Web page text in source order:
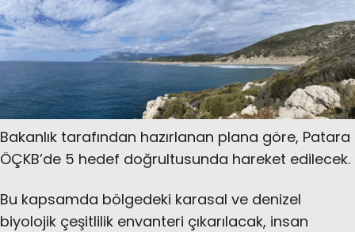
Bakanlık tarafından hazırlanan plana göre, Patara
ÖÇKB’de 5 hedef doğrultusunda hareket edilecek.
Bu kapsamda bölgedeki karasal ve denizel
biyolojik çeşitlilik envanteri çıkarılacak, insan